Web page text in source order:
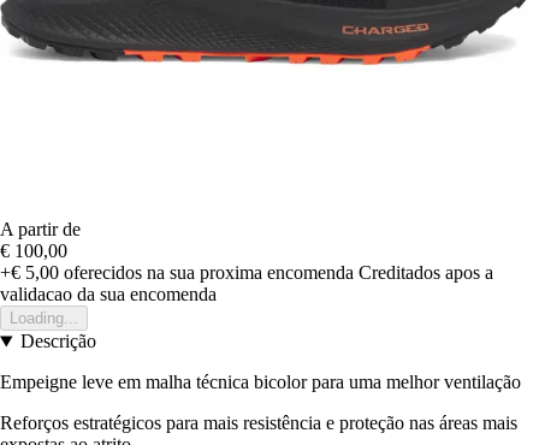
A partir de
€ 100,00
+€ 5,00 oferecidos na sua proxima encomenda Creditados apos a
validacao da sua encomenda
Loading...
Descrição
Empeigne leve em malha técnica bicolor para uma melhor ventilação
Reforços estratégicos para mais resistência e proteção nas áreas mais